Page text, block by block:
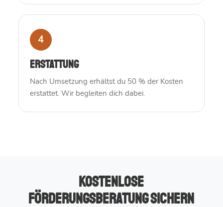
4
Erstattung
Nach Umsetzung erhältst du 50 % der Kosten
erstattet. Wir begleiten dich dabei.
Kostenlose
Förderungsberatung sichern